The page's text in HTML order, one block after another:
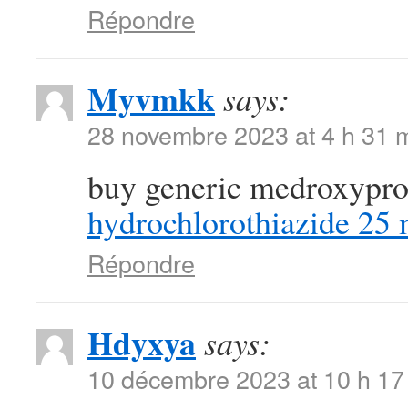
Répondre
Myvmkksays:
28 novembre 2023 at 4 h 31
buy generic
hydrochlorothiazide 25
Répondre
Hdyxyasays:
10 décembre 2023 at 10 h